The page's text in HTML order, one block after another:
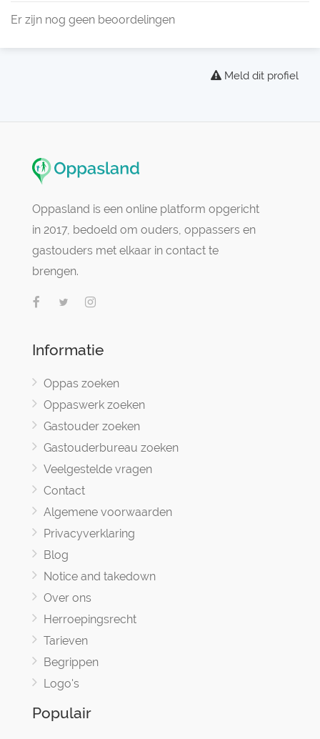
Er zijn nog geen beoordelingen
Meld dit profiel
Oppasland is een online platform opgericht
in 2017, bedoeld om ouders, oppassers en
gastouders met elkaar in contact te
brengen.
Informatie
Oppas zoeken
Oppaswerk zoeken
Gastouder zoeken
Gastouderbureau zoeken
Veelgestelde vragen
Contact
Algemene voorwaarden
Privacyverklaring
Blog
Notice and takedown
Over ons
Herroepingsrecht
Tarieven
Begrippen
Logo's
Populair